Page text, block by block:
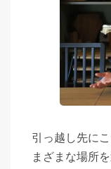
引っ越し先に
まざまな場所